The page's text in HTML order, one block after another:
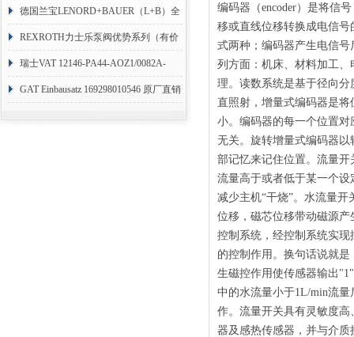
RHM3050MR081A01
德国兰宝LENORD+BAUER（L+B）全
系列编码器
REXROTH力士乐泵阀优势系列（有价
目表）
瑞士VAT 12146-PA44-AOZ1/0082A-
1173938
GAT Einbausatz 169298010546 原厂直销
编码器（encoder）是将信
移或直线位移转换成电信
式两种；编码器产生电信
列方面：机床、材料加工
理。读数系统是基于径向
直照射，增量式编码器是
小。编码器的每一个位置
无关。旋转增量式编码器
部记忆来记住位置。流量
流量高于或者低于某一个
减少主机“干烧”。水流量
位移，磁芯位移带动磁源
控制系统，经控制系统实
的控制作用。换句话说就
生磁控作用使传感器输出
中的水流量小于1L/min流
作。流量开关具有灵敏度
器及感热传感器，并与介